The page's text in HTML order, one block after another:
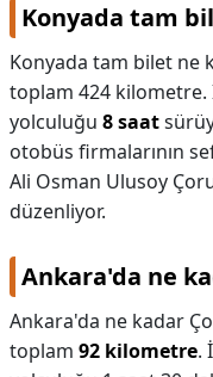
Konyada tam
Konyada tam bilet ne
toplam 424
yolculuğu 8 saat
otobüs firmalarının
Ali Osman Ulusoy
düzenliyor.
Ankara'da ne
Ankara'da ne kadar
toplam 92 kilometre.